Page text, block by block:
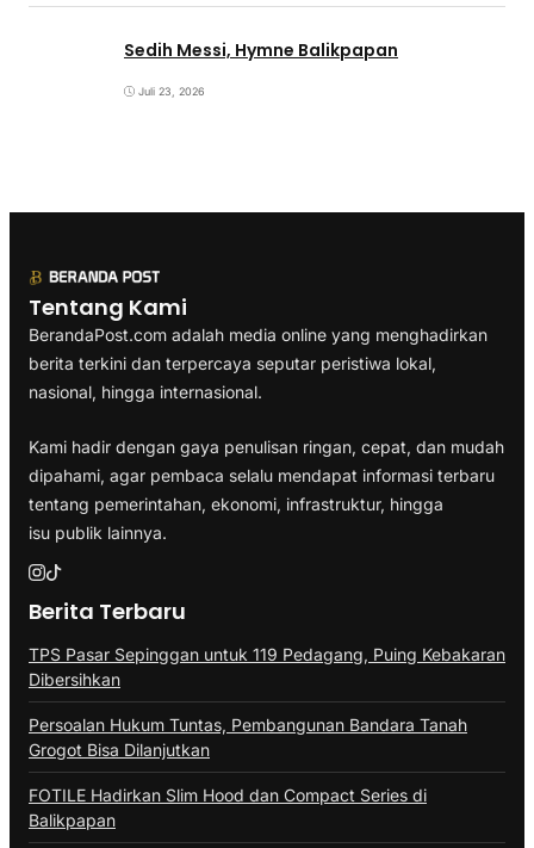
Sedih Messi, Hymne Balikpapan
Juli 23, 2026
Tentang Kami
BerandaPost.com adalah media online yang menghadirkan
berita terkini dan terpercaya seputar peristiwa lokal,
nasional, hingga internasional.
Kami hadir dengan gaya penulisan ringan, cepat, dan mudah
dipahami, agar pembaca selalu mendapat informasi terbaru
tentang pemerintahan, ekonomi, infrastruktur, hingga
isu publik lainnya.
Berita Terbaru
TPS Pasar Sepinggan untuk 119 Pedagang, Puing Kebakaran
Dibersihkan
Persoalan Hukum Tuntas, Pembangunan Bandara Tanah
Grogot Bisa Dilanjutkan
FOTILE Hadirkan Slim Hood dan Compact Series di
Balikpapan